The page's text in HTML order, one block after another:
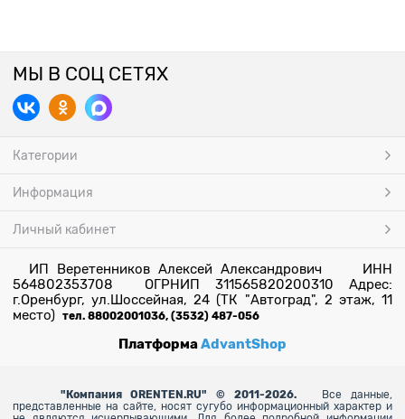
МЫ В СОЦ СЕТЯХ
Категории
Информация
Личный кабинет
ИП Веретенников Алексей Александрович ИНН
564802353708 ОГРНИП 311565820200310 Адрес:
г.Оренбург, ул.Шоссейная, 24 (ТК "Автоград", 2 этаж, 11
место) тел. 88002001036, (3532) 487-056
ПлатформаAdvantShop
" Компания ORENTEN.RU" © 2011-2026.
Все данные,
представленные на сайте, носят сугубо информационный характер и